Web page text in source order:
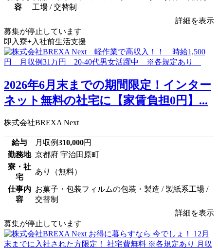
容
工場 / 交替制
詳細を表示
募集が停止しています
即入寮+入社前生活支援
2026年6月末までの期間限定！インター
ネット無料の社宅に【家賃負担0円】...
株式会社BREXA Next
給与 月収例310,000円
勤務地 京都府 宇治田原町
寮・社
宅
あり（無料）
仕事内
容
お菓子・包装フィルムの包装・製造 / 製紙系工場 /
交替制
詳細を表示
募集が停止しています